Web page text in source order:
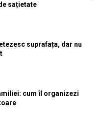
sațietate
suprafața, dar nu
cum îl organizezi